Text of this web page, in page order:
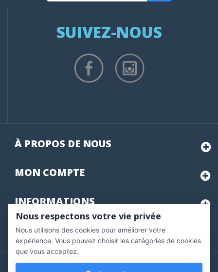
SUIVEZ-NOUS
À PROPOS DE NOUS
MON COMPTE
INFORMATIONS
Marchand approuvé par la Société des Avis Garantis,
pour vérifier .
Copyright © 2020 Vernazobres Grego - tous droits
Nous respectons votre vie privée
Nous utilisons des cookies pour améliorer votre
expérience. Vous pouvez choisir les catégories de cookies
que vous acceptez.